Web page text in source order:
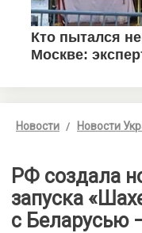
Новости Новости
РФ создала
запуска
с Беларусью